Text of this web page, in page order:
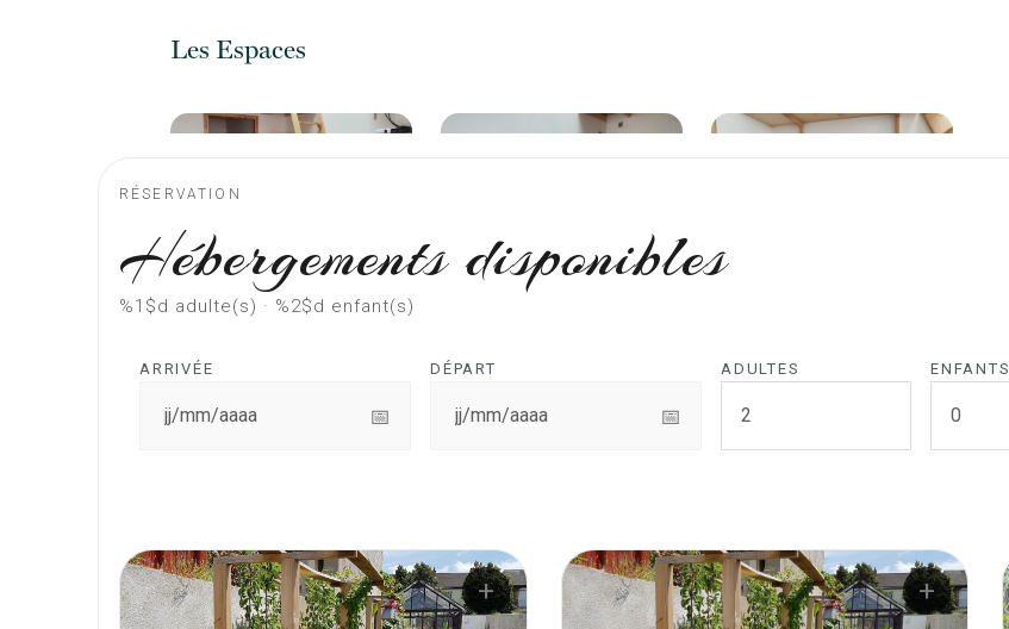
RÉSERVATION
Hébergements disponibles
%1$d adulte(s) · %2$d enfant(s)
ARRIVÉE
📅
DÉPART
📅
ADULTES ENFANTS
+ +